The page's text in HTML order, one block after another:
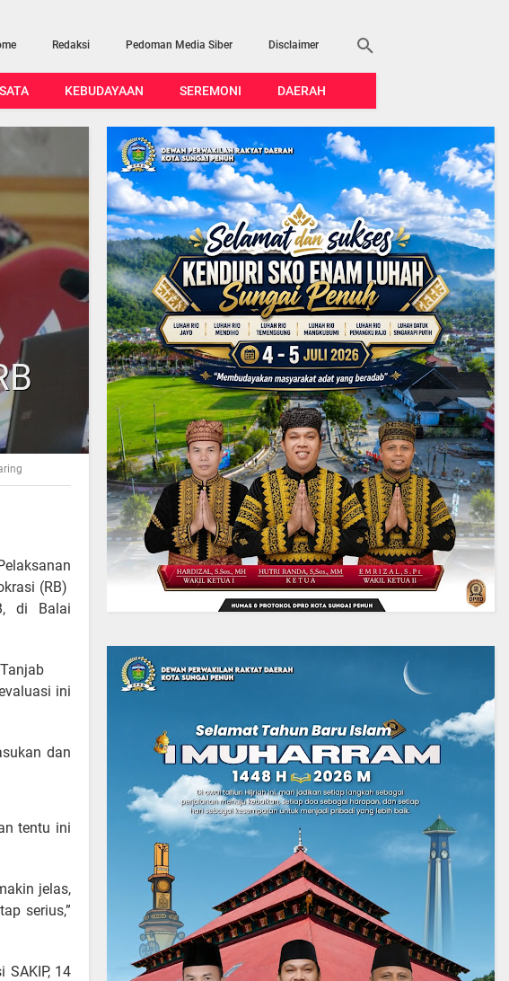
Redaksi Pedoman Media Siber Disclaimer
KEBUDAYAAN SEREMONI DAERAH
(RB)
di Balai
ini
dan
tentu ini
jelas,
serius,”
SAKIP, 14